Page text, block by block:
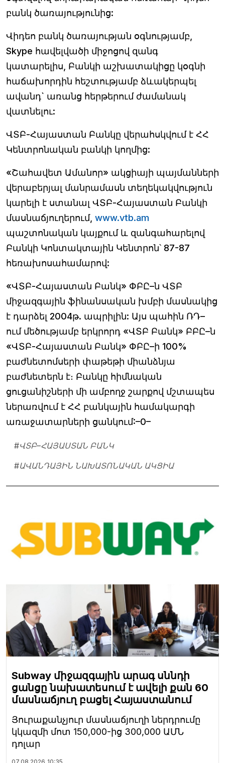
բանկ ծառայությունից:
Վիդեո բանկ ծառայության օգնությամբ,
Skype հավելվածի միջոցով զանգ
կատարելիս, Բանկի աշխատակիցը կօգնի
հաճախորդին հեշտությամբ ձևակերպել
ավանդ` առանց հերթերում ժամանակ
վատնելու:
ՎՏԲ-Հայաստան Բանկը վերահսկվում է ՀՀ
Կենտրոնական բանկի կողմից:
«Շահավետ Ամանոր» ակցիայի պայմանների
վերաբերյալ մանրամասն տեղեկակվություն
կարելի է ստանալ ՎՏԲ-Հայաստան Բանկի
մասնաճյուղերում, www.vtb.am
պաշտոնական կայքում և զանգահարելով
Բանկի Կոնտակտային Կենտրոն՝ 87-87
հեռախոսահամարով:
«ՎՏԲ-Հայաստան Բանկ» ՓԲԸ–ն ՎՏԲ
միջազգային ֆինանսական խմբի մասնակից
է դարձել 2004թ. ապրիլին: Այս պահին ՌԴ–
ում մեծությամբ երկրորդ «ՎՏԲ Բանկ» ԲԲԸ–ն
«ՎՏԲ-Հայաստան Բանկ» ՓԲԸ–ի 100%
բաժնետոմսերի փաթեթի միանձնյա
բաժնետերն է։ Բանկը հիմնական
ցուցանիշների մի ամբողջ շարքով մշտապես
ներառվում է ՀՀ բանկային համակարգի
առաջատարների ցանկում:–0–
#ՎՏԲ–ՀԱՅԱՍՏԱՆ ԲԱՆԿ
#ԱՎԱՆԴԱՅԻՆ ՆԱԽԱՏՈՆԱԿԱՆ ԱԿՑԻԱ
Subway միջազգային արագ սննդի
ցանցը նախատեսում է ավելի քան 60
մասնաճյուղ բացել Հայաստանում
Յուրաքանչյուր մասնաճյուղի ներդրումը
կկազմի մոտ 150,000-ից 300,000 ԱՄՆ
դոլար